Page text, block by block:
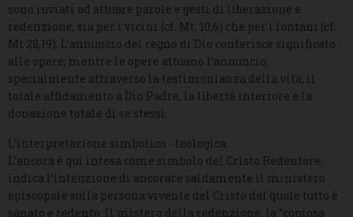
sono inviati ad attuare parole e gesti di liberazione e
redenzione, sia per i vicini (cf. Mt, 10,6) che per i lontani (cf.
Mt 28,19). L’annuncio del regno di Dio conferisce significato
alle opere; mentre le opere attuano l’annuncio,
specialmente attraverso la testimonianza della vita, il
totale affidamento a Dio Padre, la libertà interiore e la
donazione totale di se stessi.
L’interpretazione simbolico - teologica:
L’ancora è qui intesa come simbolo del Cristo Redentore;
indica l’intenzione di ancorare saldamente il ministero
episcopale sulla persona vivente del Cristo dal quale tutto è
sanato e redento. Il mistero della redenzione, la “copiosa